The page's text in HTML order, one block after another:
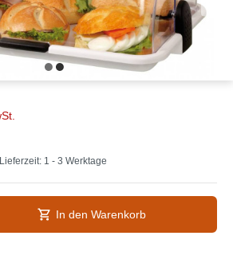
Lieferzeit: 1 - 3 Werktage
In den Warenkorb